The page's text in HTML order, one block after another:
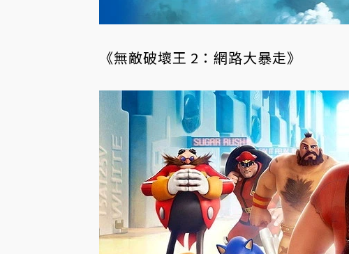
《無敵破壞王 2：網路大暴走》